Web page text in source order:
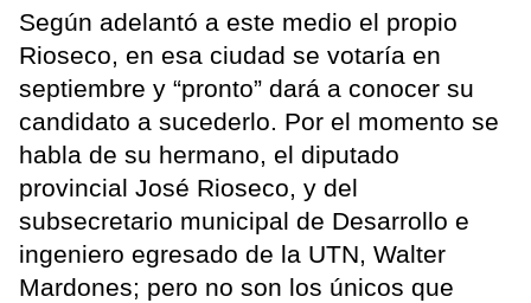
Según adelantó a este medio el propio
Rioseco, en esa ciudad se votaría en
septiembre y “pronto” dará a conocer su
candidato a sucederlo. Por el momento se
habla de su hermano, el diputado
provincial José Rioseco, y del
subsecretario municipal de Desarrollo e
ingeniero egresado de la UTN, Walter
Mardones; pero no son los únicos que